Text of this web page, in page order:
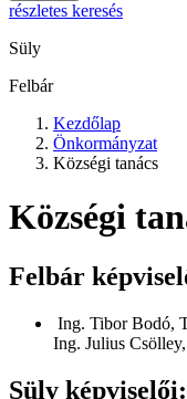
részletes keresés
Süly
Felbár
Kezdőlap
Önkormányzat
Községi tanács
Községi
Felbár
Ing. Tibor Bodó,
Ing. Julius
Süly képviselői: